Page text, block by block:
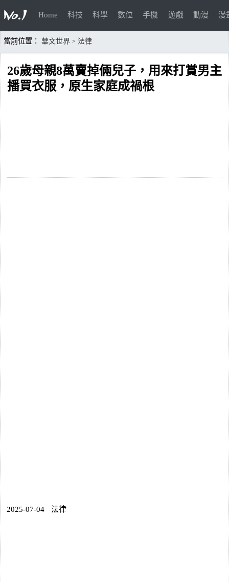
Home 科技 科學 數位 手機 遊戲 動漫 漫
當前位置： 華文世界 > 法律
26歲母親8萬賣掉倆兒子，用來打賞男主
播買衣服，原生家庭成禍根
2025-07-04 法律